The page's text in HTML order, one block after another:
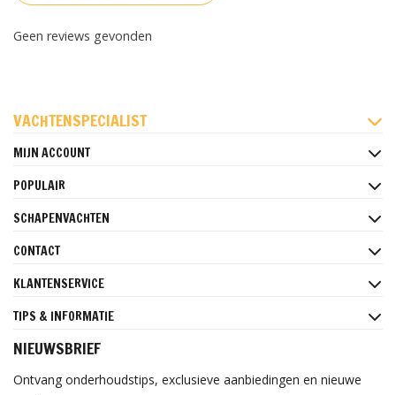
Geen reviews gevonden
VACHTENSPECIALIST
MIJN ACCOUNT
POPULAIR
SCHAPENVACHTEN
CONTACT
KLANTENSERVICE
TIPS & INFORMATIE
NIEUWSBRIEF
Ontvang onderhoudstips, exclusieve aanbiedingen en nieuwe